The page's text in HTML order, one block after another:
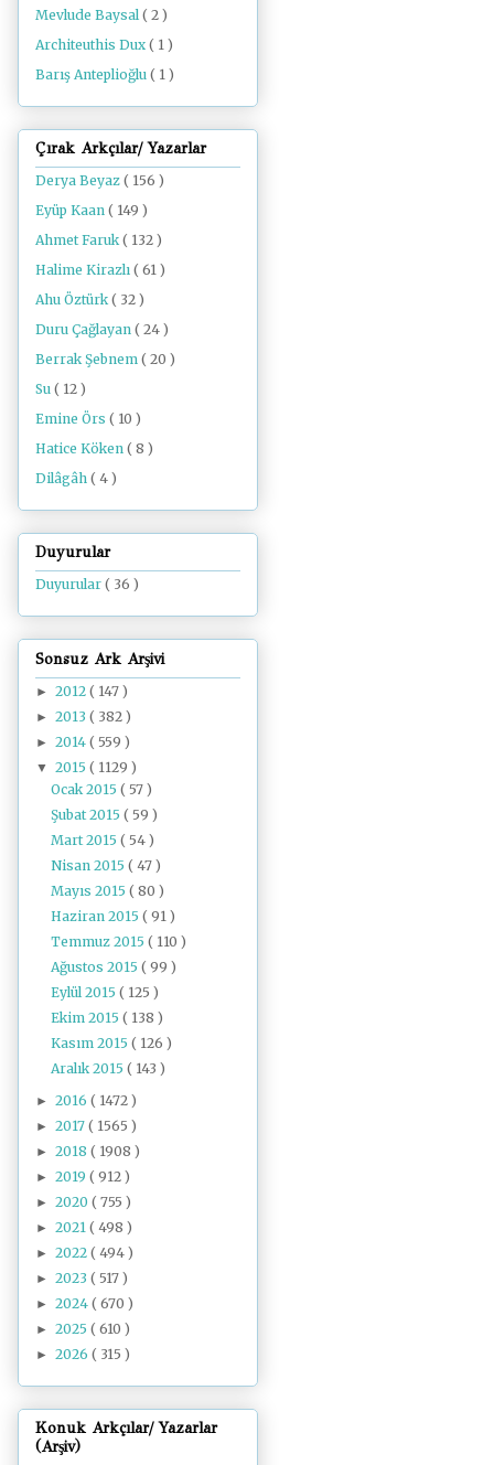
Mevlude Baysal ( 2 )
Architeuthis Dux ( 1 )
Barış Anteplioğlu ( 1 )
Çırak Arkçılar/ Yazarlar
Derya Beyaz ( 156 )
Eyüp Kaan ( 149 )
Ahmet Faruk ( 132 )
Halime Kirazlı ( 61 )
Ahu Öztürk ( 32 )
Duru Çağlayan ( 24 )
Berrak Şebnem ( 20 )
Su ( 12 )
Emine Örs ( 10 )
Hatice Köken ( 8 )
Dilâgâh ( 4 )
Duyurular
Duyurular ( 36 )
Sonsuz Ark Arşivi
► 2012 ( 147 )
► 2013 ( 382 )
► 2014 ( 559 )
▼ 2015 ( 1129 )
Ocak 2015( 57 )
Şubat 2015( 59 )
Mart 2015( 54 )
Nisan 2015( 47 )
Mayıs 2015( 80 )
Haziran 2015( 91 )
Temmuz 2015( 110 )
Ağustos 2015( 99 )
Eylül 2015( 125 )
Ekim 2015( 138 )
Kasım 2015( 126 )
Aralık 2015( 143 )
► 2016 ( 1472 )
► 2017 ( 1565 )
► 2018 ( 1908 )
► 2019 ( 912 )
► 2020 ( 755 )
► 2021 ( 498 )
► 2022 ( 494 )
► 2023 ( 517 )
► 2024 ( 670 )
► 2025 ( 610 )
► 2026 ( 315 )
Konuk Arkçılar/ Yazarlar
(Arşiv)